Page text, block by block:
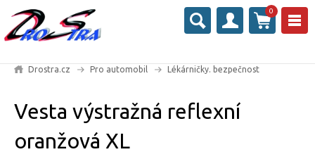
0
Drostra.cz Pro automobil Lékárničky. bezpečnost
Vesta výstražná reflexní
oranžová XL